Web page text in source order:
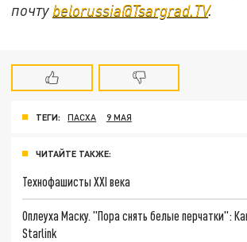
почту belorussia@Tsargrad.TV.
ТЕГИ: ПАСХА 9 МАЯ
ЧИТАЙТЕ ТАКЖЕ:
Технофашисты XXI века
Оплеуха Маску. "Пора снять белые перчатки":
Starlink